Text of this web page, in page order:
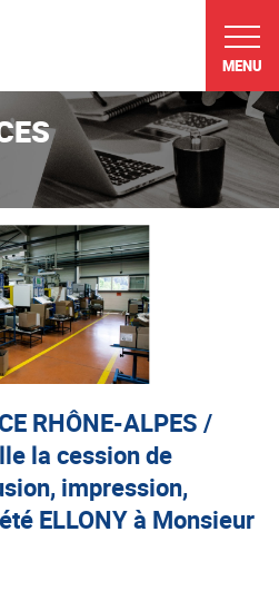
MENU
RHÔNE-ALPES /
la cession de
impression,
ELLONY à Monsieur